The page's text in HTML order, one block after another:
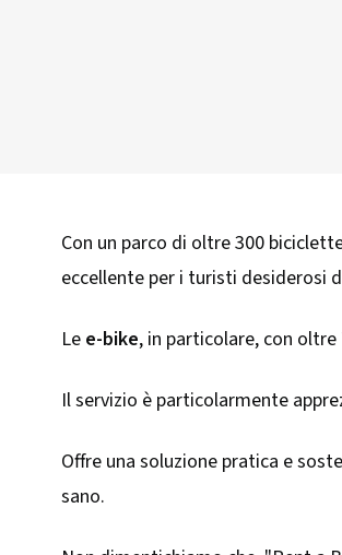
Con un parco di oltre 300
eccellente per i turisti desiderosi
Le e-bike, in particolare, con
Il servizio è particolarmente
Offre una soluzione pratica e
sano.